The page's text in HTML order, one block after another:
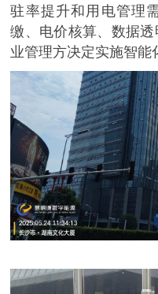
驻率提升和用电管理
缴、电价核算、数据
业管理方决定实施智能